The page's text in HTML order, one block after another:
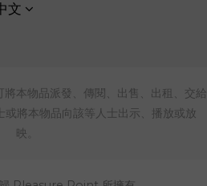
文
本物品派發、傳閱、出售、出租、交給
將本物品向該等人士出示、播放或放
映。